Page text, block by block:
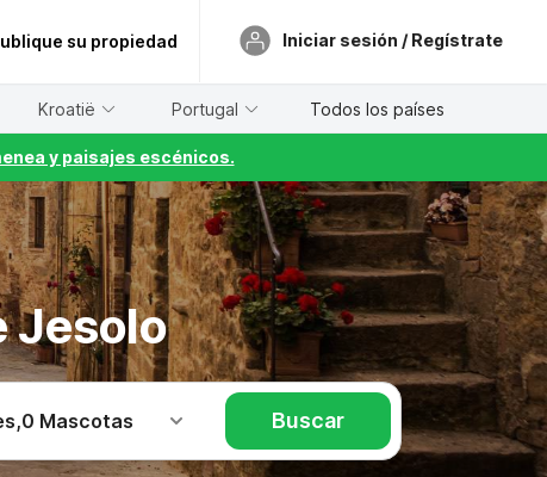
su propiedad Iniciar sesión / Regístrate
Kroatië Portugal Todos los países
y paisajes escénicos.
Jesolo
,0 Mascotas Buscar